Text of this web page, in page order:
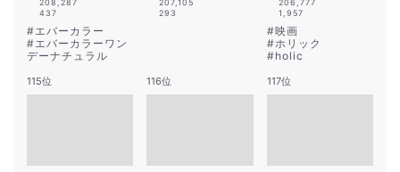
437
#エバーカラー
#エバーカラーワン
デーナチュラル
293
1,957
#映画
#ホリック
#holic
115位 116位 117位